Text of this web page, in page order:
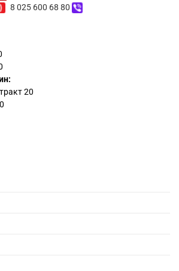
8 025 600 68 80
20